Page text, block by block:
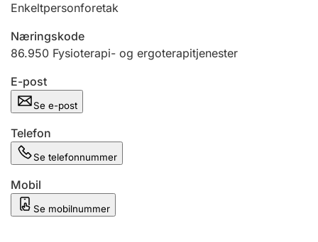
Offentlig sektor
Andre tema
Enkeltpersonforetak
Næringskode
86.950 Fysioterapi- og ergoterapitjenester
E-post
Se e-post
Telefon
Se telefonnummer
Mobil
Se mobilnummer